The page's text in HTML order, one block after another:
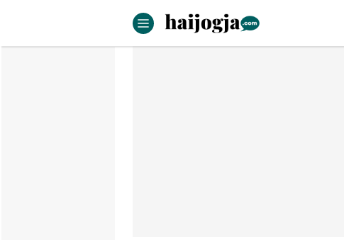
haijogja.com
Berita Jogja Terbaru dan Terkini